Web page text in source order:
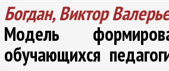
Богдан, Виктор
Модель
обучающихся